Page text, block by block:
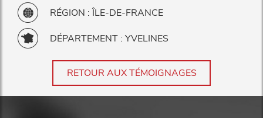
RÉGION : ÎLE-DE-FRANCE
DÉPARTEMENT : YVELINES
RETOUR AUX TÉMOIGNAGES